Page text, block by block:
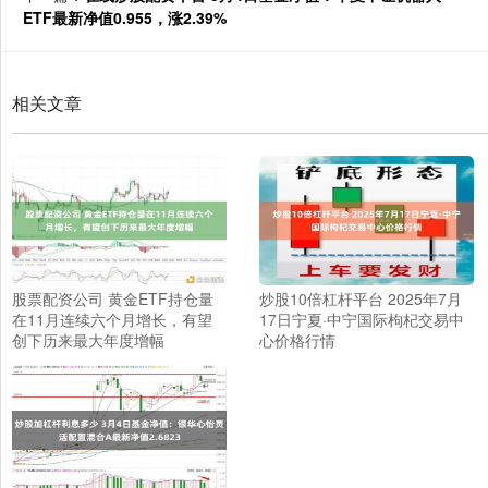
ETF最新净值0.955，涨2.39%
相关文章
股票配资公司 黄金ETF持仓量
在11月连续六个月增长，有望
创下历来最大年度增幅
炒股10倍杠杆平台 2025年7月
17日宁夏·中宁国际枸杞交易中
心价格行情